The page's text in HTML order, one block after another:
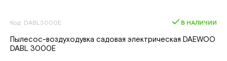
Код: DABL3000E В НАЛИЧИИ
Пылесос-воздуходувка садовая электрическая DAEWOO
DABL 3000E